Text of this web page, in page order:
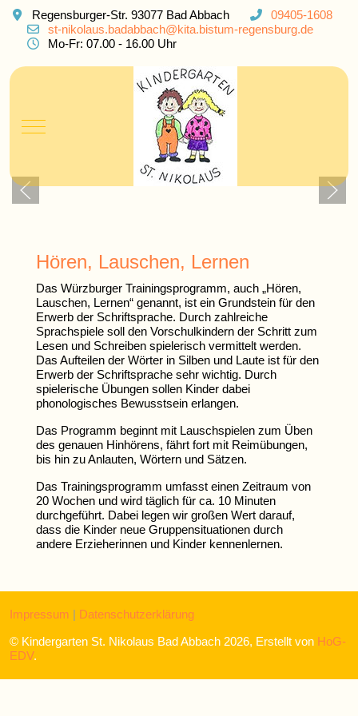
Regensburger-Str. 93077 Bad Abbach
09405-1608
st-nikolaus.badabbach@kita.bistum-regensburg.de
Mo-Fr: 07.00 - 16.00 Uhr
Mobile Menu Toggle
Hören, Lauschen, Lernen
Das Würzburger Trainingsprogramm, auch „Hören,
Lauschen, Lernen“ genannt, ist ein Grundstein für den
Erwerb der Schriftsprache. Durch zahlreiche
Sprachspiele soll den Vorschulkindern der Schritt zum
Lesen und Schreiben spielerisch vermittelt werden.
Das Aufteilen der Wörter in Silben und Laute ist für den
Erwerb der Schriftsprache sehr wichtig. Durch
spielerische Übungen sollen Kinder dabei
phonologisches Bewusstsein erlangen.
Das Programm beginnt mit Lauschspielen zum Üben
des genauen Hinhörens, fährt fort mit Reimübungen,
bis hin zu Anlauten, Wörtern und Sätzen.
Das Trainingsprogramm umfasst einen Zeitraum von
20 Wochen und wird täglich für ca. 10 Minuten
durchgeführt. Dabei legen wir großen Wert darauf,
dass die Kinder neue Gruppensituationen durch
andere Erzieherinnen und Kinder kennenlernen.
Impressum | Datenschutzerklärung
© Kindergarten St. Nikolaus Bad Abbach 2026, Erstellt von HoG-
EDV.